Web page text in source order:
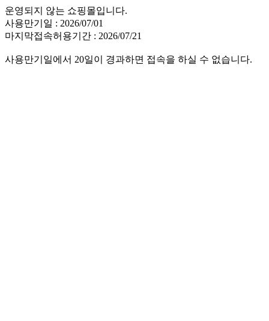
운영되지 않는 쇼핑몰입니다.
사용만기일 : 2026/07/01
마지막접속허용기간 : 2026/07/21
사용만기일에서 20일이 경과하면 접속을 하실 수 없습니다.